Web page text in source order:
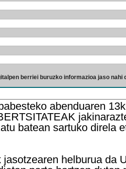
berriei buruzko informazioa jaso nahi
abenduaren
batean sartuko direla
jasotzearen helburua da